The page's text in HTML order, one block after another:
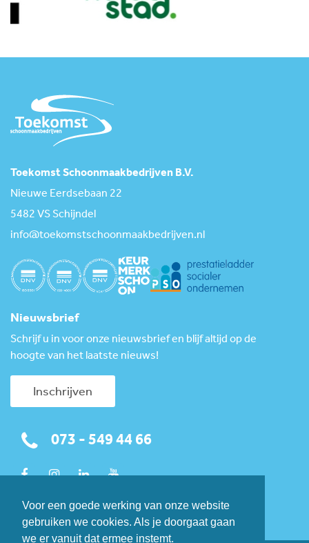
Voor een goede werking van onze website
gebruiken we cookies. Als je doorgaat gaan
we er vanuit dat ermee instemt.
Toekomst Schoonmaakbedrijven B.V.
Nieuwe Eerdsebaan 22
5482 VS Schijndel
info@toekomstschoonmaakbedrijven.nl
Nieuwsbrief
Schrijf u in voor onze nieuwsbrief en blijf altijd op de
hoogte van het laatste nieuws!
Inschrijven
073 - 549 44 66